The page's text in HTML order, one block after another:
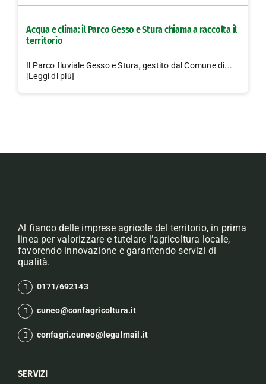
Lavora con noi
Acqua e clima: il Parco Gesso e Stura chiama a raccolta il
territorio
Il Parco fluviale Gesso e Stura, gestito dal Comune di...
[Leggi di più]
Al fianco delle imprese agricole del territorio, in prima
linea per valorizzare e tutelare l’agricoltura locale,
favorendo innovazione e garantendo servizi di
qualità.
0171/692143
cuneo@confagricoltura.it
confagri.cuneo@legalmail.it
SERVIZI